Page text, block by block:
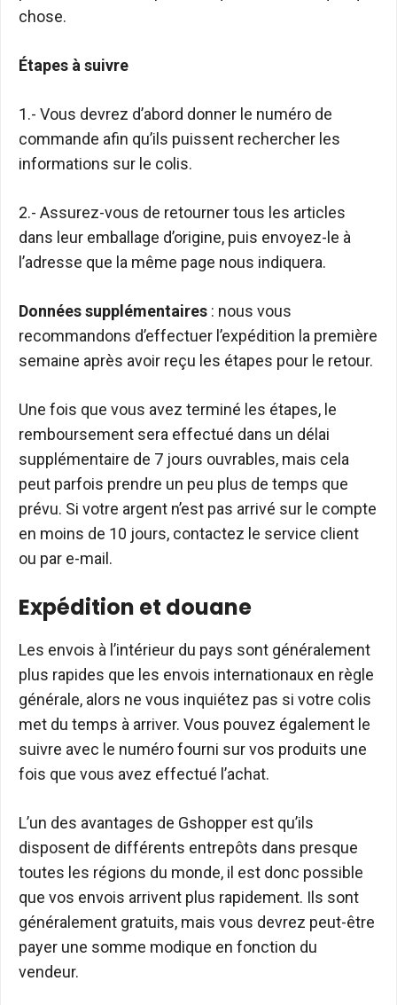
chose.
Étapes à suivre
1.- Vous devrez d’abord donner le numéro de
commande afin qu’ils puissent rechercher les
informations sur le colis.
2.- Assurez-vous de retourner tous les articles
dans leur emballage d’origine, puis envoyez-le à
l’adresse que la même page nous indiquera.
Données supplémentaires : nous vous
recommandons d’effectuer l’expédition la première
semaine après avoir reçu les étapes pour le retour.
Une fois que vous avez terminé les étapes, le
remboursement sera effectué dans un délai
supplémentaire de 7 jours ouvrables, mais cela
peut parfois prendre un peu plus de temps que
prévu. Si votre argent n’est pas arrivé sur le compte
en moins de 10 jours, contactez le service client
ou par e-mail.
Expédition et douane
Les envois à l’intérieur du pays sont généralement
plus rapides que les envois internationaux en règle
générale, alors ne vous inquiétez pas si votre colis
met du temps à arriver. Vous pouvez également le
suivre avec le numéro fourni sur vos produits une
fois que vous avez effectué l’achat.
L’un des avantages de Gshopper est qu’ils
disposent de différents entrepôts dans presque
toutes les régions du monde, il est donc possible
que vos envois arrivent plus rapidement. Ils sont
généralement gratuits, mais vous devrez peut-être
payer une somme modique en fonction du
vendeur.